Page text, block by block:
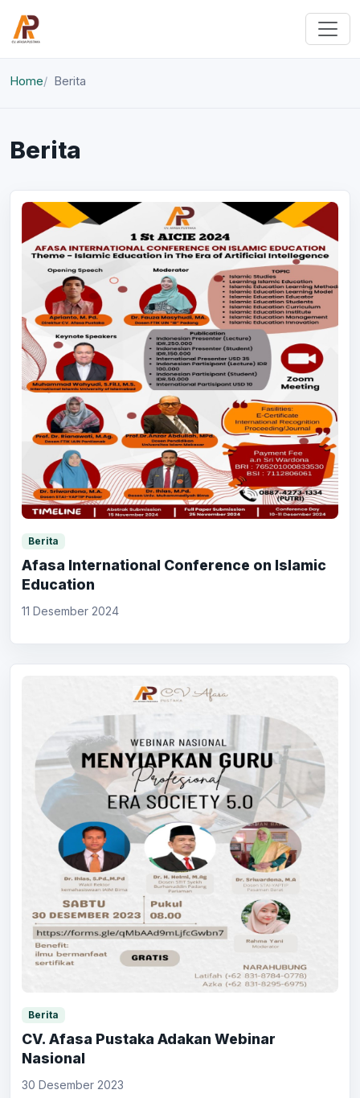
Home Berita
Berita
Berita
Afasa International Conference on Islamic
Education
11 Desember 2024
Berita
CV. Afasa Pustaka Adakan Webinar
Nasional
30 Desember 2023